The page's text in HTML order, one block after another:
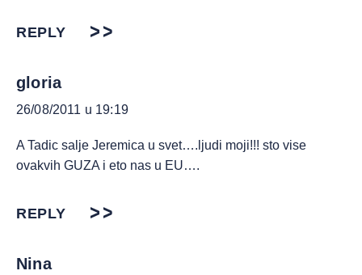
REPLY
gloria
26/08/2011 u 19:19
A Tadic salje Jeremica u svet….ljudi moji!!! sto vise
ovakvih GUZA i eto nas u EU….
REPLY
Nina